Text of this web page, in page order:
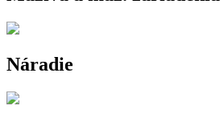
Náradie